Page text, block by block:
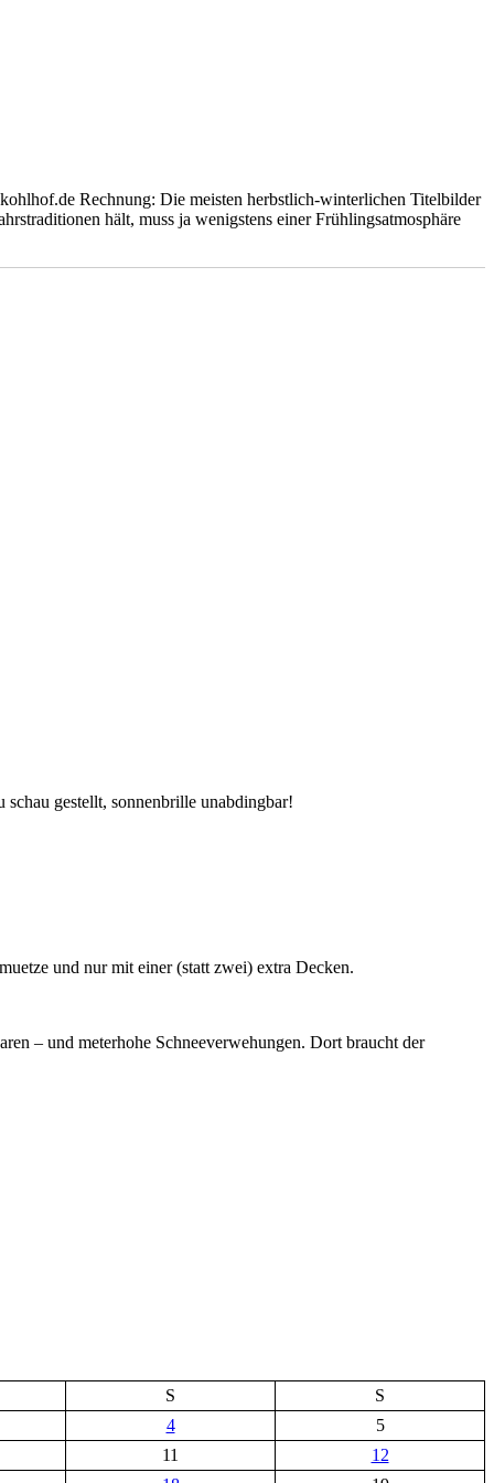
Rechnung: Die meisten herbstlich-winterlichen Titelbilder
hält, muss ja wenigstens einer Frühlingsatmosphäre
gestellt, sonnenbrille unabdingbar!
und nur mit einer (statt zwei) extra Decken.
– und meterhohe Schneeverwehungen. Dort braucht der
S
S
4
5
11
12